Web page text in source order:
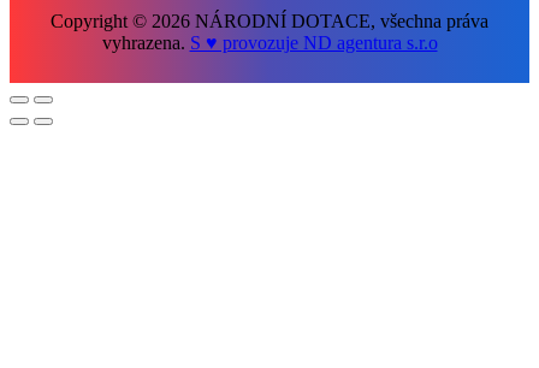
Copyright © 2026 NÁRODNÍ DOTACE, všechna práva
vyhrazena. S ♥ provozuje ND agentura s.r.o